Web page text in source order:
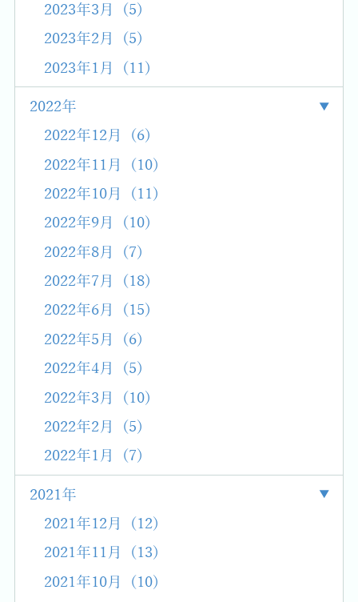
2023年3月 (5)
2023年2月 (5)
2023年1月 (11)
2022年
2022年12月 (6)
2022年11月 (10)
2022年10月 (11)
2022年9月 (10)
2022年8月 (7)
2022年7月 (18)
2022年6月 (15)
2022年5月 (6)
2022年4月 (5)
2022年3月 (10)
2022年2月 (5)
2022年1月 (7)
2021年
2021年12月 (12)
2021年11月 (13)
2021年10月 (10)